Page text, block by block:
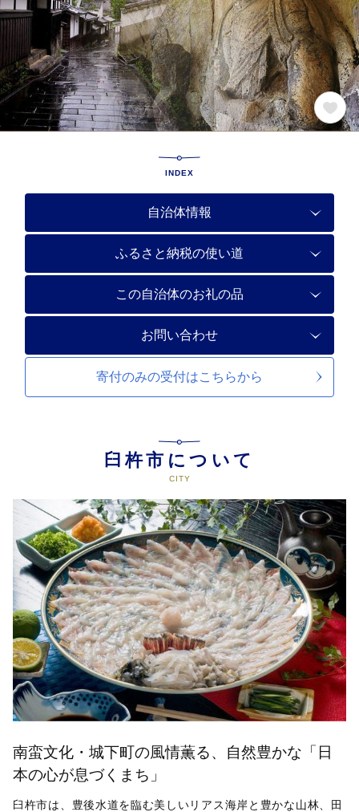
INDEX
自治体情報
ふるさと納税の使い道
この自治体のお礼の品
お問い合わせ
寄付のみの受付はこちらから
臼杵市について
南蛮文化・城下町の風情薫る、自然豊かな「日
本の心が息づくまち」
臼杵市は、豊後水道を臨む美しいリアス海岸と豊かな山林、田